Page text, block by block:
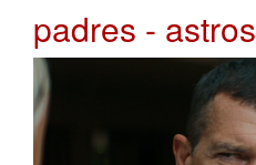
padres - astros